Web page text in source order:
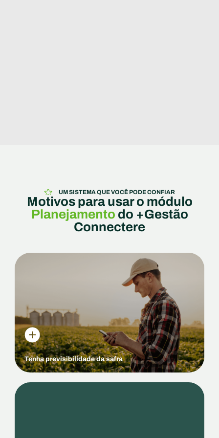
UM SISTEMA QUE VOCÊ PODE CONFIAR
Motivos para usar o módulo
Planejamento do +Gestão
Connectere
Tenha previsibilidade da safra
Um planejamento orienta suas decisões e melhora a
eficiência dos recursos. Com uma visão clara dos
custos e retornos esperados, você pode enfrentar
desafios de forma mais eficaz e definir metas
realistas para a gestão da fazenda.